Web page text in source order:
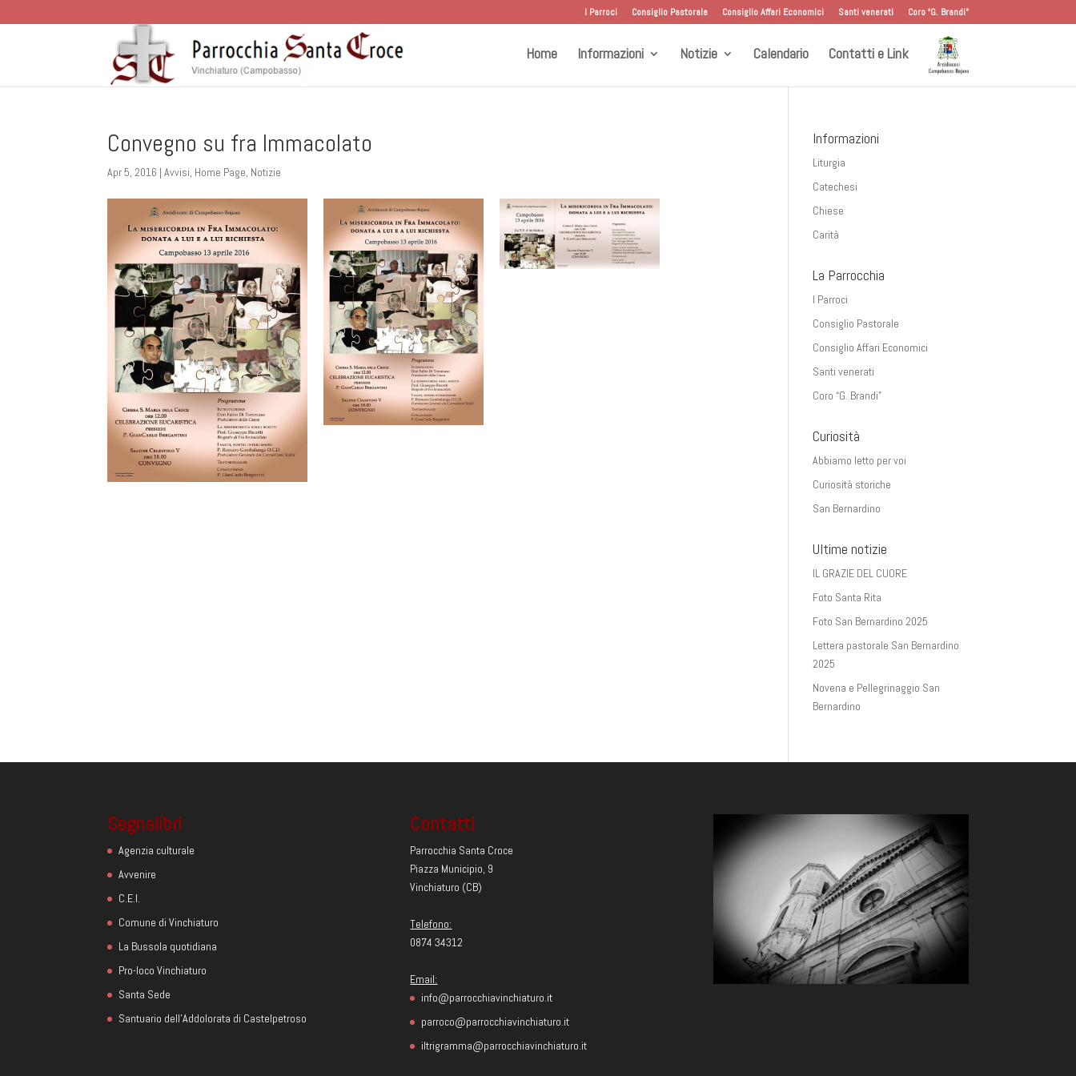
I Parroci Consiglio Pastorale Consiglio Affari Economici Santi venerati Coro “G. Brandi”
Home Informazioni Notizie Calendario Contatti e Link
Convegno su fra Immacolato
Apr 5, 2016 |Avvisi, Home Page, Notizie
Informazioni
Liturgia
Catechesi
Chiese
Carità
La Parrocchia
I Parroci
Consiglio Pastorale
Consiglio Affari Economici
Santi venerati
Coro “G. Brandi”
Curiosità
Abbiamo letto per voi
Curiosità storiche
San Bernardino
Ultime notizie
IL GRAZIE DEL CUORE
Foto Santa Rita
Foto San Bernardino 2025
Lettera pastorale San Bernardino
2025
Novena e Pellegrinaggio San
Bernardino
Segnalibri
Agenzia culturale
Avvenire
C.E.I.
Comune di Vinchiaturo
La Bussola quotidiana
Pro-loco Vinchiaturo
Santa Sede
Santuario dell'Addolorata di Castelpetroso
Contatti
Parrocchia Santa Croce
Piazza Municipio, 9
Vinchiaturo (CB)
Telefono:
0874 34312
Email:
info@parrocchiavinchiaturo.it
parroco@parrocchiavinchiaturo.it
iltrigramma@parrocchiavinchiaturo.it